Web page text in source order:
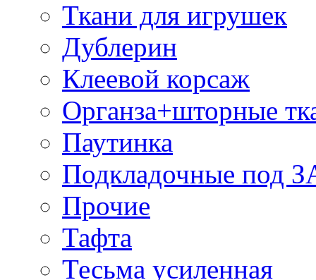
Ткани для игрушек
Дублерин
Клеевой корсаж
Органза+шторные
Паутинка
Подкладочные под
Прочие
Тафта
Тесьма усиленная